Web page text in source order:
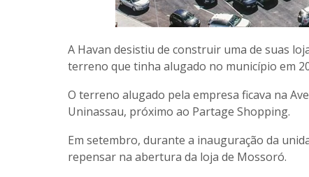
A Havan desistiu de construir uma de suas
terreno que tinha alugado no município em
O terreno alugado pela empresa ficava na
Uninassau, próximo ao Partage Shopping.
Em setembro, durante a inauguração da
repensar na abertura da loja de Mossoró.